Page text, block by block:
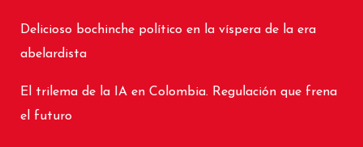
Delicioso bochinche político en la víspera de la era
abelardista
El trilema de la IA en Colombia. Regulación que frena
el futuro